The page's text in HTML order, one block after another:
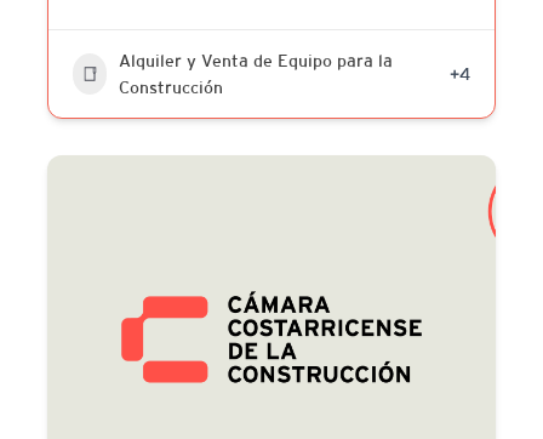
Alquiler y Venta de Equipo para la
Construcción
+4